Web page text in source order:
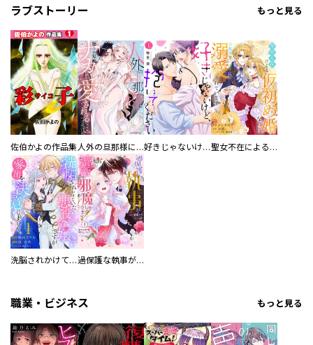
ラブストーリー もっと見る
佐伯かよの作品集 人外の旦那様に娶られ毎晩ナカまで愛される…。アンソロジー 好きじゃないけど、抱いてください【電子単行本版／特典おまけ付き】 聖女不在による仮初め婚なのに、不器用な王太子に溺愛されています【電子単行本版／特典おまけ付き】
洗脳されかけていた悪役令嬢ですが家出を決意しました。【電子単行本版／特典おまけ付き】 過保護な執事が私の婚活を邪魔してきます！ 分冊版
職業・ビジネス もっと見る